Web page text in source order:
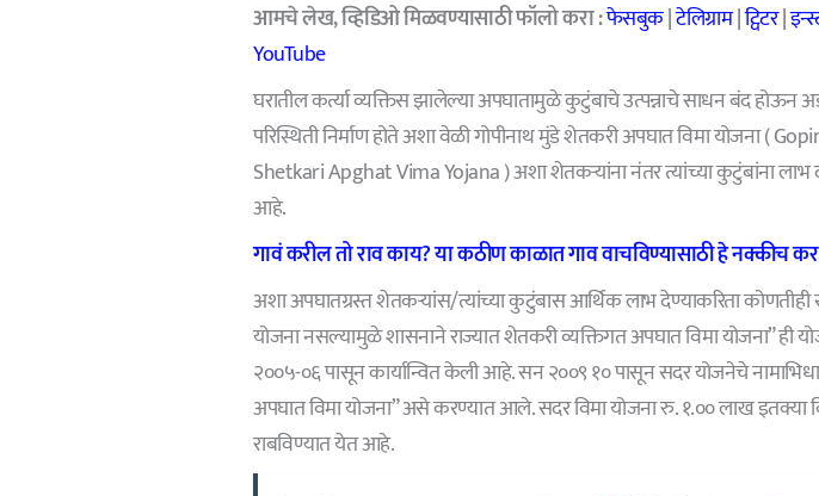
आमचे लेख,व्हिडिओमिळवण्यासाठी फॉलो करा :फेसबुक|टेलिग्राम|ट्विटर|
YouTube
घरातील कर्त्या व्यक्तिस झालेल्या अपघातामुळे कुटुंबाचे उत्पन्नाचे साधन बंद होऊन
परिस्थिती निर्माण होते अशा वेळी गोपीनाथ मुंडे शेतकरी अपघात विमा योजना (
Shetkari Apghat Vima Yojana ) अशा शेतकऱ्यांना नंतर त्यांच्या कुटुंबांना लाभ
आहे.
गावं करील तो राव काय? या कठीण काळात गाव वाचविण्यासाठी हे नक्कीच
अशा अपघातग्रस्त शेतकऱ्यांस/त्यांच्या कुटुंबास आर्थिक लाभ देण्याकरिता कोणतीही
योजना नसल्यामुळे शासनाने राज्यात शेतकरी व्यक्तिगत अपघात विमा योजना” ही
२००५-०६ पासून कार्यान्वित केली आहे. सन २००९ १० पासून सदर योजनेचे
अपघात विमा योजना” असे करण्यात आले. सदर विमा योजना रु. १.०० लाख इतक्या
राबविण्यात येत आहे.